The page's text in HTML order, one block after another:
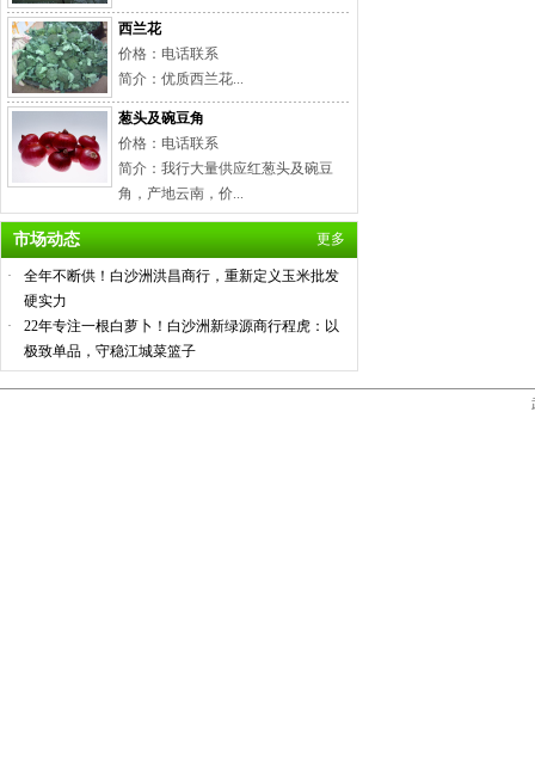
西兰花
价格：电话联系
简介：优质西兰花...
葱头及碗豆角
价格：电话联系
简介：我行大量供应红葱头及碗豆
角，产地云南，价...
市场动态 更多
·
全年不断供！白沙洲洪昌商行，重新定义玉米批发
硬实力
·
22年专注一根白萝卜！白沙洲新绿源商行程虎：以
极致单品，守稳江城菜篮子